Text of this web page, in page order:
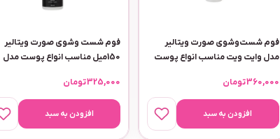
فوم شست‌وشوی صورت ویتالیر
مدل وایت ویت مناسب انواع پوست
360,000تومان
افزودن به سبد
فوم شست وشوی صورت ویتالیر
150میل مناسب انواع پوست مدل
325,000تومان
افزودن به سبد